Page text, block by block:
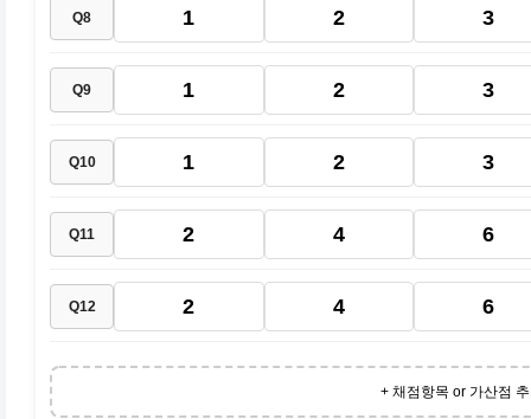
Q8 1 2 3
Q9 1 2 3
Q10 1 2 3
Q11 2 4 6
Q12 2 4 6
+ 채점항목 or 가산점